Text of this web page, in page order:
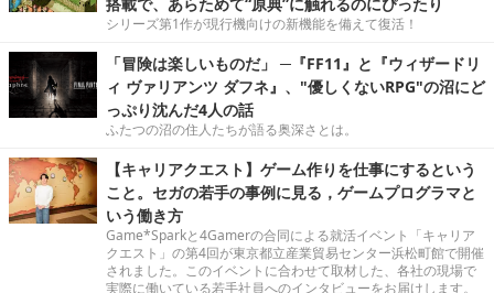
搭載で、あらためて“原典”に触れるのにぴったり
シリーズ第1作が現行機向けの新機能を備えて復活！
「冒険は楽しいものだ」 ─『FF11』と『ウィザードリ
ィ ヴァリアンツ ダフネ』、"優しくないRPG"の沼にど
っぷり沈んだ4人の話
ふたつの沼の住人たちが語る奥深さとは。
【キャリアクエスト】ゲーム作りを仕事にするという
こと。セガの若手の事例に見る，ゲームプログラマと
いう働き方
Game*Sparkと4Gamerの合同による就活イベント「キャリア
クエスト」の第4回が東京都立産業貿易センター浜松町館で開催
されました。このイベントに合わせて取材した、各社の現場で
実際に働いている若手社員へのインタビューをお届けします。